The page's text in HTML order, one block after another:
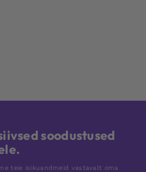
soodustused
teie isikuandmeid vastavalt oma